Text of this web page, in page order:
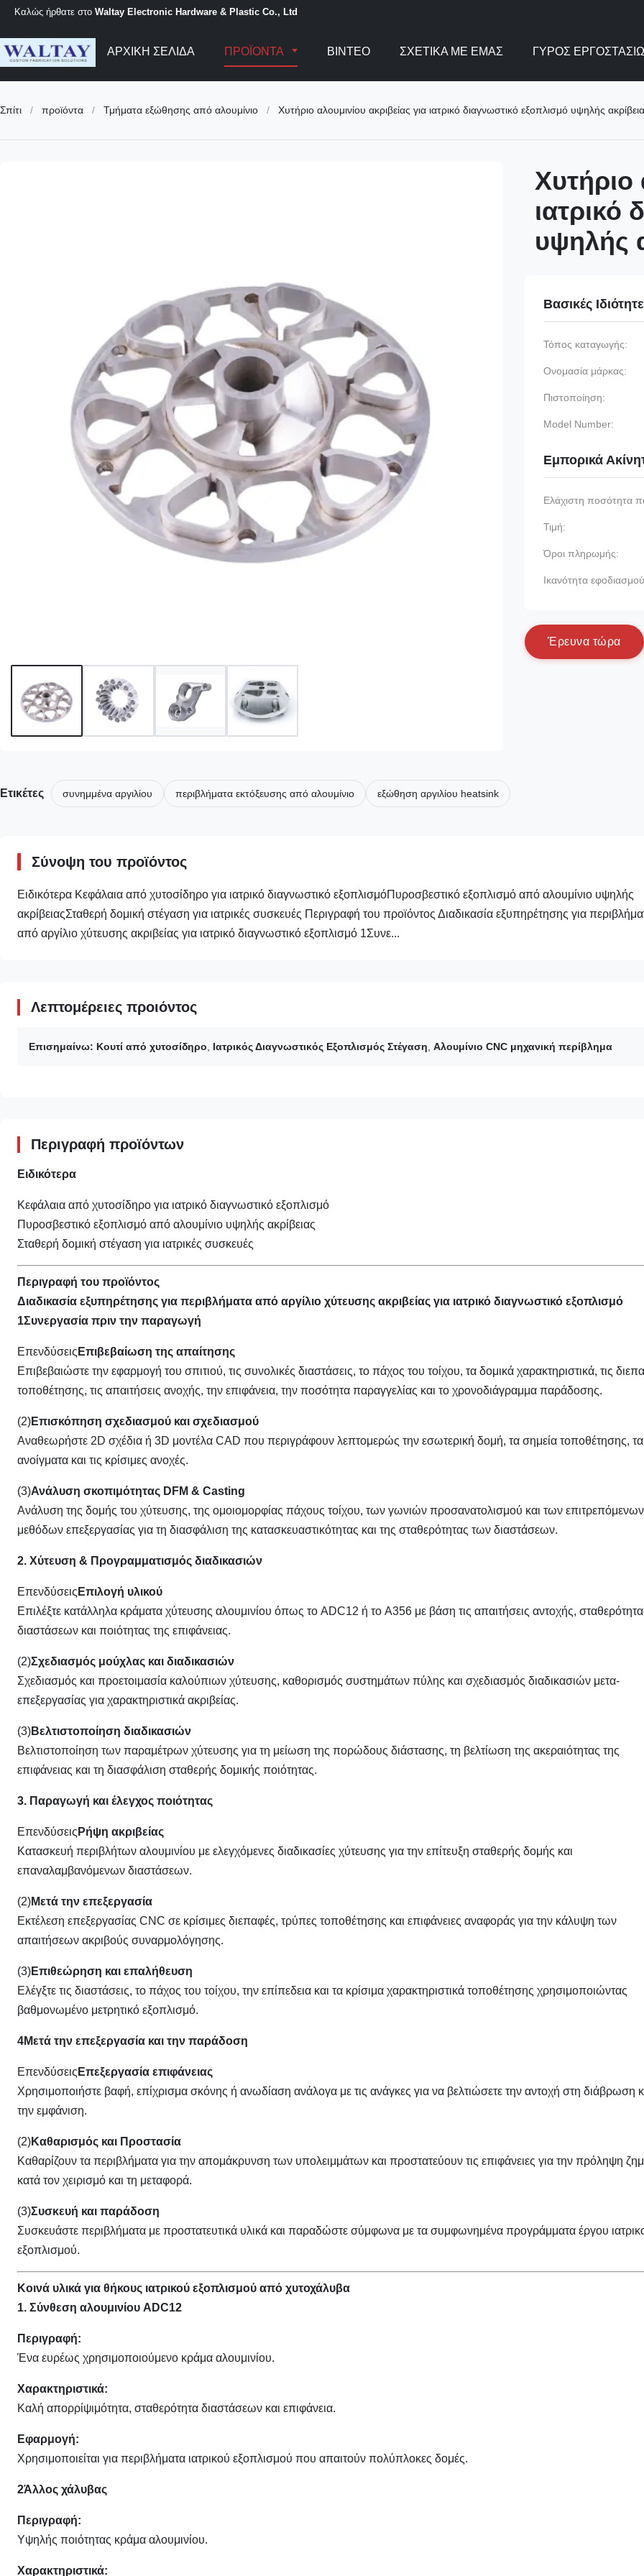
Καλώς ήρθατε στο Waltay Electronic Hardware & Plastic Co., Ltd
ΑΡΧΙΚΉ ΣΕΛΊΔΑ ΠΡΟΪΌΝΤΑ ΒΊΝΤΕΟ ΣΧΕΤΙΚΆ ΜΕ ΕΜΆΣ ΓΎΡΟΣ
Σπίτι / προϊόντα / Τμήματα εξώθησης από αλουμίνιο / Χυτήριο αλουμινίου ακριβείας για ιατρικό διαγνωστικό εξοπλισμό υψηλής
Χυτήριο
ιατρικό
υψηλής
Βασικές
Τόπος καταγωγής:
Ονομασία μάρκας:
Πιστοποίηση:
Model Number:
Εμπορικά
Ελάχιστη ποσότητα
Τιμή:
Όροι πληρωμής:
Ικανότητα
Έρευνα τώρα
Ετικέτες συνημμένα αργιλίου περιβλήματα εκτόξευσης από αλουμίνιο εξώθηση αργιλίου heatsink
Σύνοψη του προϊόντος
Ειδικότερα Κεφάλαια από χυτοσίδηρο για ιατρικό διαγνωστικό εξοπλισμόΠυροσβεστικό εξοπλισμό από αλουμίνιο υψηλής
ακρίβειαςΣταθερή δομική στέγαση για ιατρικές συσκευές Περιγραφή του προϊόντος Διαδικασία εξυπηρέτησης για
από αργίλιο χύτευσης ακριβείας για ιατρικό διαγνωστικό εξοπλισμό 1Συνε...
Λεπτομέρειες προιόντος
Επισημαίνω: Κουτί από χυτοσίδηρο Ιατρικός Διαγνωστικός Εξοπλισμός Στέγαση Αλουμίνιο CNC μηχανική περίβλημα
Περιγραφή προϊόντων
Ειδικότερα
Κεφάλαια από χυτοσίδηρο για ιατρικό διαγνωστικό εξοπλισμό
Πυροσβεστικό εξοπλισμό από αλουμίνιο υψηλής ακρίβειας
Σταθερή δομική στέγαση για ιατρικές συσκευές
Περιγραφή του προϊόντος
Διαδικασία εξυπηρέτησης για περιβλήματα από αργίλιο χύτευσης ακριβείας για ιατρικό διαγνωστικό εξοπλισμό
1Συνεργασία πριν την παραγωγή
Επενδύσεις Επιβεβαίωση της απαίτησης
Επιβεβαιώστε την εφαρμογή του σπιτιού, τις συνολικές διαστάσεις, το πάχος του τοίχου, τα δομικά χαρακτηριστικά, τις
τοποθέτησης, τις απαιτήσεις ανοχής, την επιφάνεια, την ποσότητα παραγγελίας και το χρονοδιάγραμμα παράδοσης.
(2)Επισκόπηση σχεδιασμού και σχεδιασμού
Αναθεωρήστε 2D σχέδια ή 3D μοντέλα CAD που περιγράφουν λεπτομερώς την εσωτερική δομή, τα σημεία τοποθέτησης, τα
ανοίγματα και τις κρίσιμες ανοχές.
(3)Ανάλυση σκοπιμότητας DFM & Casting
Ανάλυση της δομής του χύτευσης, της ομοιομορφίας πάχους τοίχου, των γωνιών προσανατολισμού και των επιτρεπόμενων
μεθόδων επεξεργασίας για τη διασφάλιση της κατασκευαστικότητας και της σταθερότητας των διαστάσεων.
2. Χύτευση & Προγραμματισμός διαδικασιών
Επενδύσεις Επιλογή υλικού
Επιλέξτε κατάλληλα κράματα χύτευσης αλουμινίου όπως το ADC12 ή το A356 με βάση τις απαιτήσεις αντοχής,
διαστάσεων και ποιότητας της επιφάνειας.
(2)Σχεδιασμός μούχλας και διαδικασιών
Σχεδιασμός και προετοιμασία καλούπιων χύτευσης, καθορισμός συστημάτων πύλης και σχεδιασμός διαδικασιών μετα-
επεξεργασίας για χαρακτηριστικά ακριβείας.
(3)Βελτιστοποίηση διαδικασιών
Βελτιστοποίηση των παραμέτρων χύτευσης για τη μείωση της πορώδους διάστασης, τη βελτίωση της ακεραιότητας της
επιφάνειας και τη διασφάλιση σταθερής δομικής ποιότητας.
3. Παραγωγή και έλεγχος ποιότητας
Επενδύσεις Ρήψη ακριβείας
Κατασκευή περιβλήτων αλουμινίου με ελεγχόμενες διαδικασίες χύτευσης για την επίτευξη σταθερής δομής και
επαναλαμβανόμενων διαστάσεων.
(2)Μετά την επεξεργασία
Εκτέλεση επεξεργασίας CNC σε κρίσιμες διεπαφές, τρύπες τοποθέτησης και επιφάνειες αναφοράς για την κάλυψη των
απαιτήσεων ακριβούς συναρμολόγησης.
(3)Επιθεώρηση και επαλήθευση
Ελέγξτε τις διαστάσεις, το πάχος του τοίχου, την επίπεδεια και τα κρίσιμα χαρακτηριστικά τοποθέτησης χρησιμοποιώντας
βαθμονωμένο μετρητικό εξοπλισμό.
4Μετά την επεξεργασία και την παράδοση
Επενδύσεις Επεξεργασία επιφάνειας
Χρησιμοποιήστε βαφή, επίχρισμα σκόνης ή ανωδίαση ανάλογα με τις ανάγκες για να βελτιώσετε την αντοχή στη διάβρωση
την εμφάνιση.
(2)Καθαρισμός και Προστασία
Καθαρίζουν τα περιβλήματα για την απομάκρυνση των υπολειμμάτων και προστατεύουν τις επιφάνειες για την πρόληψη
κατά τον χειρισμό και τη μεταφορά.
(3)Συσκευή και παράδοση
Συσκευάστε περιβλήματα με προστατευτικά υλικά και παραδώστε σύμφωνα με τα συμφωνημένα προγράμματα έργου
εξοπλισμού.
Κοινά υλικά για θήκους ιατρικού εξοπλισμού από χυτοχάλυβα
1. Σύνθεση αλουμινίου ADC12
Περιγραφή:
Ένα ευρέως χρησιμοποιούμενο κράμα αλουμινίου.
Χαρακτηριστικά:
Καλή απορρίψιμότητα, σταθερότητα διαστάσεων και επιφάνεια.
Εφαρμογή:
Χρησιμοποιείται για περιβλήματα ιατρικού εξοπλισμού που απαιτούν πολύπλοκες δομές.
2Άλλος χάλυβας
Περιγραφή:
Υψηλής ποιότητας κράμα αλουμινίου.
Χαρακτηριστικά: